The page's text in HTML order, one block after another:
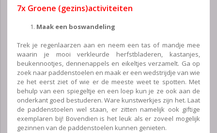
7x Groene (gezins)activiteiten
Maak een boswandeling
Trek je regenlaarzen aan en neem een tas of mandje mee
waarin je mooi verkleurde herfstbladeren, kastanjes,
beukennootjes, dennenappels en eikeltjes verzamelt. Ga op
zoek naar paddenstoelen en maak er een wedstrijdje van wie
ze het eerst ziet of wie er de meeste weet te spotten. Met
behulp van een spiegeltje en een loep kun je ze ook aan de
onderkant goed bestuderen. Ware kunstwerkjes zijn het. Laat
de paddenstoelen wel staan, er zitten namelijk ook giftige
exemplaren bij! Bovendien is het leuk als er zoveel mogelijk
gezinnen van de paddenstoelen kunnen genieten.